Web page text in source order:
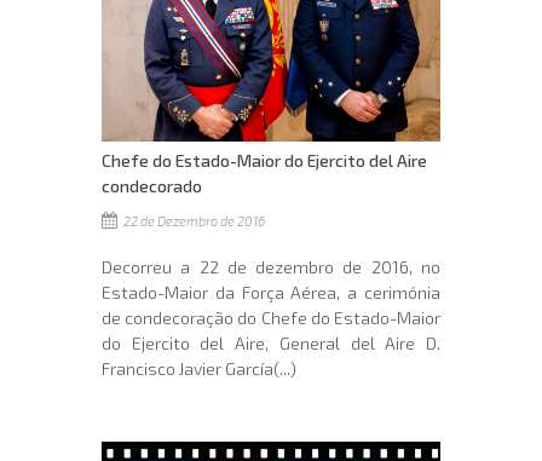
Chefe do Estado-Maior do Ejercito del Aire
condecorado
22 de Dezembro de 2016
Decorreu a 22 de dezembro de 2016, no
Estado-Maior da Força Aérea, a cerimónia
de condecoração do Chefe do Estado-Maior
do Ejercito del Aire, General del Aire D.
Francisco Javier García(...)